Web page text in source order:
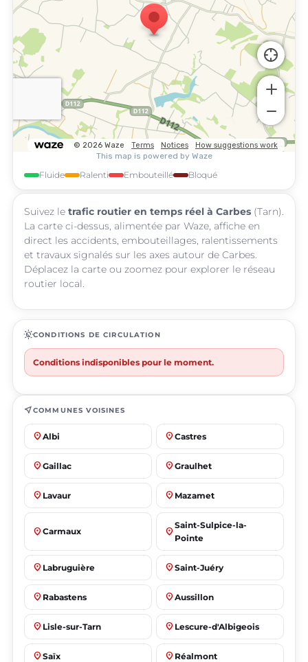
Fluide Ralenti Embouteillé Bloqué
Suivez le trafic routier en temps réel à Carbes (Tarn).
La carte ci-dessus, alimentée par Waze, affiche en
direct les accidents, embouteillages, ralentissements
et travaux signalés sur les axes autour de Carbes.
Déplacez la carte ou zoomez pour explorer le réseau
routier local.
routineCONDITIONS DE CIRCULATION
Conditions indisponibles pour le moment.
near_meCOMMUNES VOISINES
place Albi place Castres
place Gaillac place Graulhet
place Lavaur place Mazamet
place Carmaux place
Saint-Sulpice-la-
Pointe
place Labruguière place Saint-Juéry
place Rabastens place Aussillon
place Lisle-sur-Tarn place Lescure-d'Albigeois
place Saïx place Réalmont